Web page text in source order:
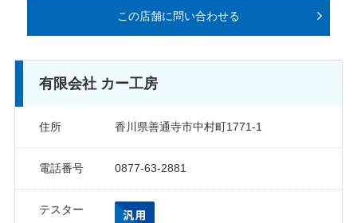
加盟店向け
この店舗に問い合わせる
有限会社 カー工房
住所 香川県善通寺市中村町1771-1
電話番号 0877-63-2881
テスター